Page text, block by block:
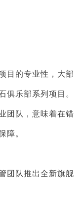
目的专业性，大部
乐部系列项目。
团队，意味着在错
障。
团队推出全新旗舰